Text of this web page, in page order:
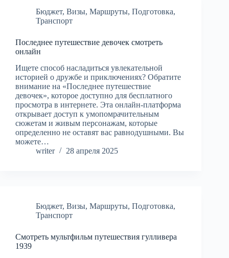
Бюджет, Визы, Маршруты, Подготовка,
Транспорт
Последнее путешествие девочек смотреть
онлайн
Ищете способ насладиться увлекательной
историей о дружбе и приключениях? Обратите
внимание на «Последнее путешествие
девочек», которое доступно для бесплатного
просмотра в интернете. Эта онлайн-платформа
открывает доступ к умопомрачительным
сюжетам и живым персонажам, которые
определенно не оставят вас равнодушными. Вы
можете…
writer
28 апреля 2025
Бюджет, Визы, Маршруты, Подготовка,
Транспорт
Смотреть мультфильм путешествия гулливера
1939